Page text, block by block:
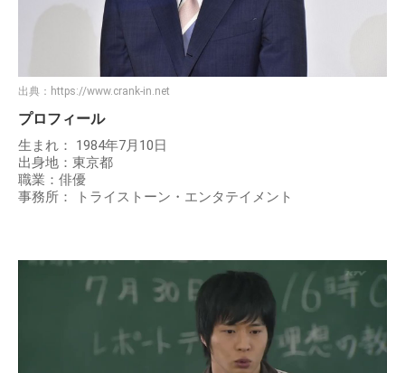
出典： https://www.crank-in.net
プロフィール
生まれ： 1984年7月10日
出身地：東京都
職業：俳優
事務所： トライストーン・エンタテイメント